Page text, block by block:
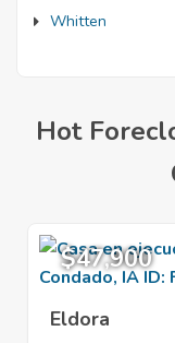
Whitten
Hot
$47,900
Eldora